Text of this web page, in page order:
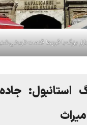
بازار بزرگ با قرن‌ها قدمت تاریخی
استانبول: